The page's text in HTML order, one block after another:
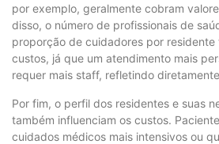
por exemplo, geralmente cobram
disso, o número de profissionais de
proporção de cuidadores por
custos, já que um atendimento mais
requer mais staff, refletindo
Por fim, o perfil dos residentes e suas
também influenciam os custos.
cuidados médicos mais intensivos ou